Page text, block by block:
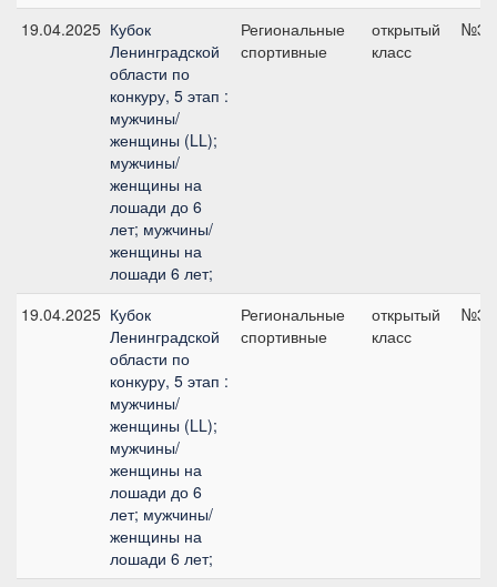
19.04.2025 Кубок
Ленинградской
области по
конкуру, 5 этап :
мужчины/
женщины (LL);
мужчины/
женщины на
лошади до 6
лет; мужчины/
женщины на
лошади 6 лет;
Региональные
спортивные
открытый
класс
№3,
19.04.2025 Кубок
Ленинградской
области по
конкуру, 5 этап :
мужчины/
женщины (LL);
мужчины/
женщины на
лошади до 6
лет; мужчины/
женщины на
лошади 6 лет;
Региональные
спортивные
открытый
класс
№3,